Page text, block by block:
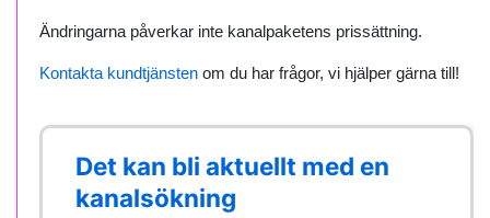
Ändringarna påverkar inte kanalpaketens prissättning.
Kontakta kundtjänsten om du har frågor, vi hjälper gärna till!
Det kan bli aktuellt med en
kanalsökning